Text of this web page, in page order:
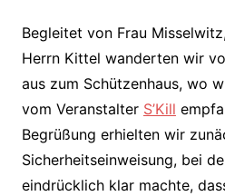
Begleitet von Frau
Herrn Kittel wanderten wir
aus zum Schützenhaus, wo
vom Veranstalter S’Kill
Begrüßung erhielten wir
Sicherheitseinweisung, bei
eindrücklich klar machte,